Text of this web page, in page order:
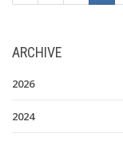
ARCHIVE
2026
2024